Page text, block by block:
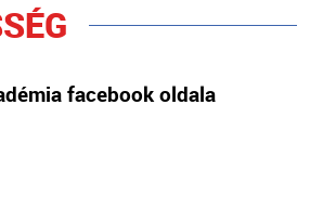
facebook oldala